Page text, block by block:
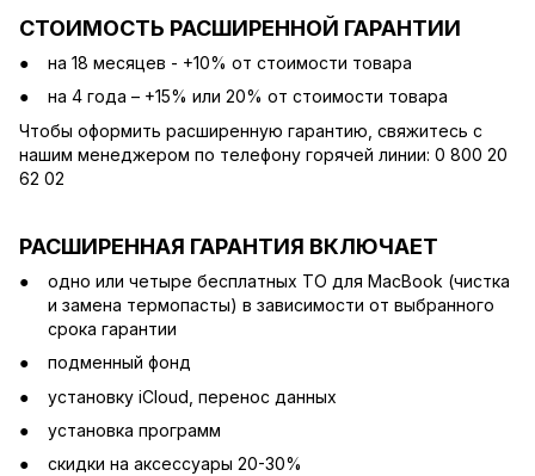
СТОИМОСТЬ РАСШИРЕННОЙ ГАРАНТИИ
на 18 месяцев - +10% от стоимости товара
на 4 года – +15% или 20% от стоимости товара
Чтобы оформить расширенную гарантию, свяжитесь с
нашим менеджером по телефону горячей линии: 0 800 20
62 02
РАСШИРЕННАЯ ГАРАНТИЯ ВКЛЮЧАЕТ
одно или четыре бесплатных ТО для MacBook (чистка
и замена термопасты) в зависимости от выбранного
срока гарантии
подменный фонд
установку iCloud, перенос данных
установка программ
скидки на аксессуары 20-30%